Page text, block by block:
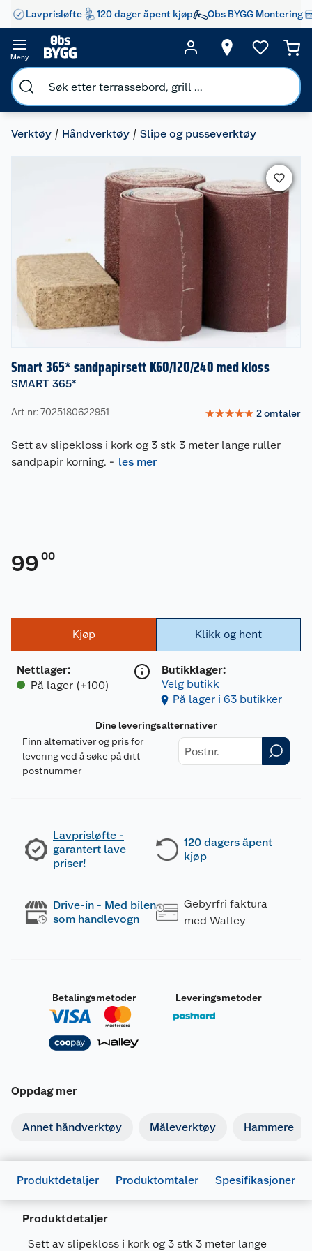
Lavprisløfte 120 dager åpent kjøp Obs BYGG Montering
Meny
Verktøy Håndverktøy Slipe og pusseverktøy
Smart 365* sandpapirsett K60/120/240 med kloss
SMART 365*
Art nr: 7025180622951 ☆☆☆☆☆ 2omtaler
Sett av slipekloss i kork og 3 stk 3 meter lange ruller
sandpapir korning. - les mer
99 00
Kjøp
Nettlager:
På lager (+100)
Klikk og hent
Butikklager:
Velg butikk
På lager i 63 butikker
Dine leveringsalternativer
Finn alternativer og pris for
levering ved å søke på ditt
postnummer
Lavprisløfte -
garantert lave
priser!
120 dagers åpent
kjøp
Drive-in - Med bilen
som handlevogn
Gebyrfri faktura
med Walley
Betalingsmetoder Leveringsmetoder
Oppdag mer
Annet håndverktøy Måleverktøy Hammere
Produktdetaljer Produktomtaler Spesifikasjoner
Produktdetaljer
Sett av slipekloss i kork og 3 stk 3 meter lange